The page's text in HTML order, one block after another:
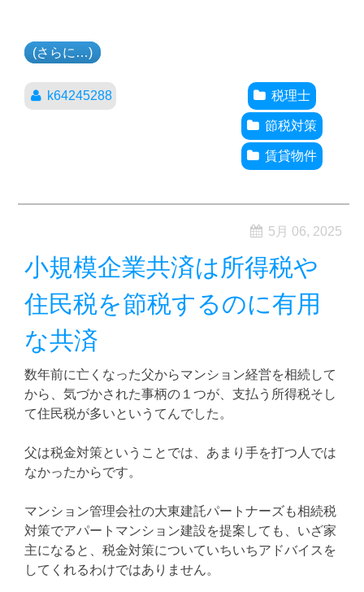
(さらに…)
k64245288 税理士
節税対策
賃貸物件
5月 06, 2025
小規模企業共済は所得税や
住民税を節税するのに有用
な共済
数年前に亡くなった父からマンション経営を相続して
から、気づかされた事柄の１つが、支払う所得税そし
て住民税が多いというてんでした。
父は税金対策ということでは、あまり手を打つ人では
なかったからです。
マンション管理会社の大東建託パートナーズも相続税
対策でアパートマンション建設を提案しても、いざ家
主になると、税金対策についていちいちアドバイスを
してくれるわけではありません。